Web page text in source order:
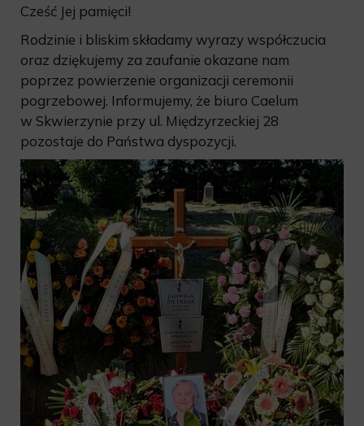
Cześć Jej pamięci!
Rodzinie i bliskim składamy wyrazy współczucia
oraz dziękujemy za zaufanie okazane nam
poprzez powierzenie organizacji ceremonii
pogrzebowej. Informujemy, że biuro Caelum
w Skwierzynie przy ul. Międzyrzeckiej 28
pozostaje do Państwa dyspozycji.